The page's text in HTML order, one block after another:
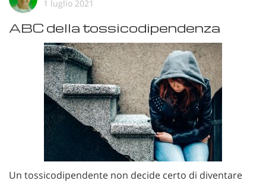
1 luglio 2021
ABC della tossicodipendenza
Un tossicodipendente non decide certo di diventare